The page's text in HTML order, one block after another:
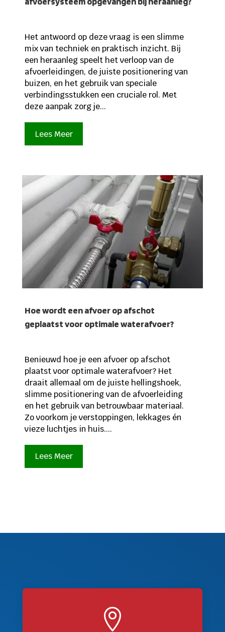
Het antwoord op deze vraag is een slimme
mix van techniek en praktisch inzicht. Bij
een heraanleg speelt het verloop van de
afvoerleidingen, de juiste positionering van
buizen, en het gebruik van speciale
verbindingsstukken een cruciale rol. Met
deze aanpak zorg je...
Lees Meer
Hoe wordt een afvoer op afschot
geplaatst voor optimale waterafvoer?
Benieuwd hoe je een afvoer op afschot
plaatst voor optimale waterafvoer? Het
draait allemaal om de juiste hellingshoek,
slimme positionering van de afvoerleiding
en het gebruik van betrouwbaar materiaal.
Zo voorkom je verstoppingen, lekkages én
vieze luchtjes in huis....
Lees Meer
